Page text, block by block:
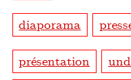
diaporama
présentation